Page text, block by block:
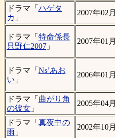
ドラマ「 ハゲタ
カ 」
2007年02月
ドラマ「 特命係長
只野仁2007」
2007年01月
ドラマ「 Ns’あお
い 」
2006年01月
ドラマ「 曲がり角
の彼女」
2005年04月
ドラマ「 真夜中の
雨」
2002年10月